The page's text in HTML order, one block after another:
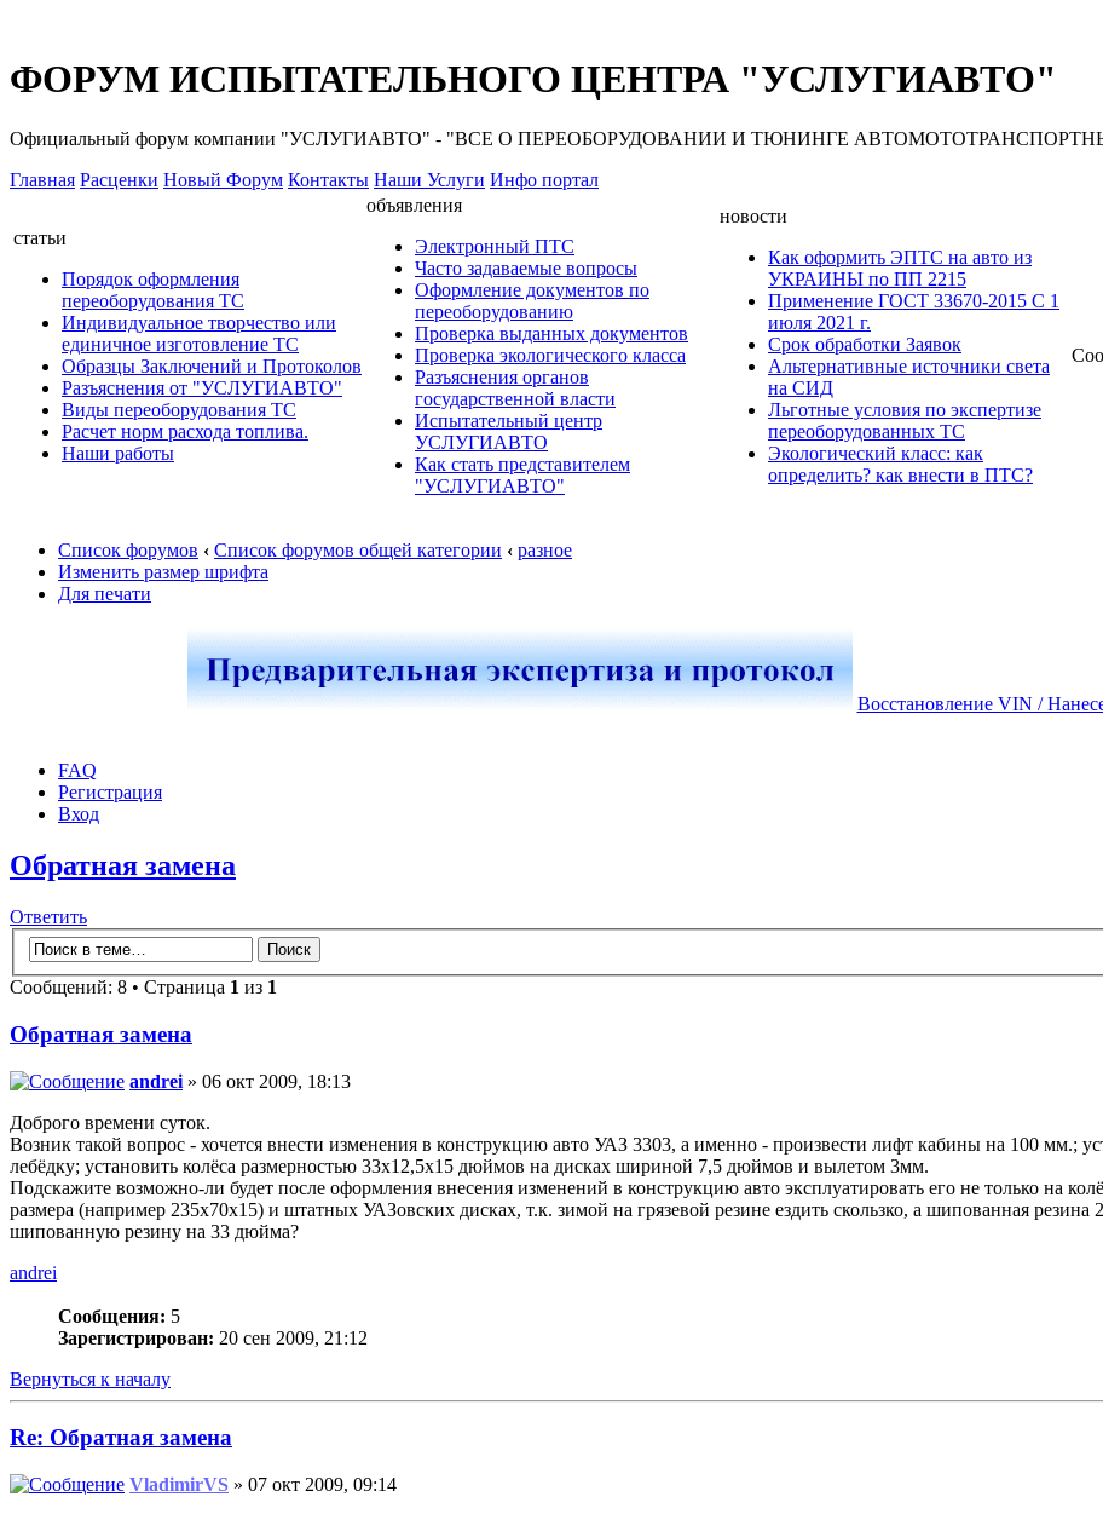
ФОРУМ ИСПЫТАТЕЛЬНОГО ЦЕНТРА "УСЛУГИАВТО"
Официальный форум компании "УСЛУГИАВТО" - "ВСЕ О ПЕРЕОБОРУДОВАНИИ И ТЮНИНГЕ АВТОМОТОТРАНСПОРТНЫХ
Главная Расценки Новый Форум Контакты Наши Услуги Инфо портал
статьи
Порядок оформления
переоборудования ТС
Индивидуальное творчество или
единичное изготовление ТС
Образцы Заключений и Протоколов
Разъяснения от "УСЛУГИАВТО"
Виды переоборудования ТС
Расчет норм расхода топлива.
Наши работы
объявления
Электронный ПТС
Часто задаваемые вопросы
Оформление документов по
переоборудованию
Проверка выданных документов
Проверка экологического класса
Разъяснения органов
государственной власти
Испытательный центр
УСЛУГИАВТО
Как стать представителем
"УСЛУГИАВТО"
новости
Как оформить ЭПТС на авто из
УКРАИНЫ по ПП 2215
Применение ГОСТ 33670-2015 С 1
июля 2021 г.
Срок обработки Заявок
Альтернативные источники света
на СИД
Льготные условия по экспертизе
переоборудованных ТС
Экологический класс: как
определить? как внести в ПТС?
Список форумов ‹ Список форумов общей категории ‹ разное
Изменить размер шрифта
Для печати
Восстановление VIN /
FAQ
Регистрация
Вход
Обратная замена
Ответить
Сообщений: 8 • Страница 1 из 1
Обратная замена
andrei » 06 окт 2009, 18:13
Доброго времени суток.
Возник такой вопрос - хочется внести изменения в конструкцию авто УАЗ 3303, а именно - произвести лифт кабины на 100 мм.;
лебёдку; установить колёса размерностью 33х12,5х15 дюймов на дисках шириной 7,5 дюймов и вылетом 3мм.
Подскажите возможно-ли будет после оформления внесения изменений в конструкцию авто эксплуатировать его не только на
размера (например 235х70х15) и штатных УАЗовских дисках, т.к. зимой на грязевой резине ездить скользко, а шипованная
шипованную резину на 33 дюйма?
andrei
Сообщения: 5
Зарегистрирован: 20 сен 2009, 21:12
Вернуться к началу
Re: Обратная замена
VladimirVS » 07 окт 2009, 09:14